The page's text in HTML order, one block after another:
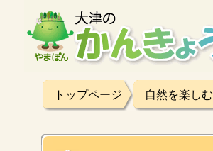
トップページ 自然を楽し